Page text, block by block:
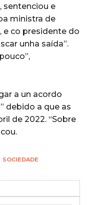
sentenciou e
ministra de
e co presidente do
unha saída”.
a un acordo
debido a que as
de 2022. “Sobre
SOCIEDADE